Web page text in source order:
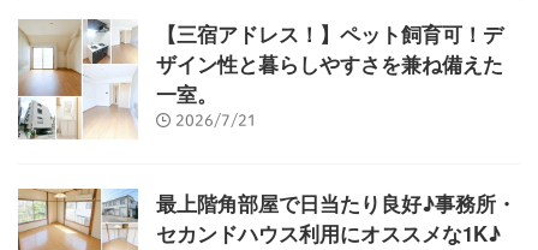
【三宿アドレス！】ペット飼育可！デ
ザイン性と暮らしやすさを兼ね備えた
一室。
2026/7/21
最上階角部屋で日当たり良好♪事務所・
セカンドハウス利用にオススメな1K♪